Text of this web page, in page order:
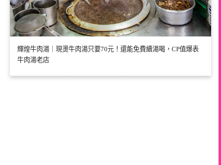
輝煌牛肉湯｜現燙牛肉湯只要70元！還能免費續湯喝，CP值爆表
牛肉湯老店